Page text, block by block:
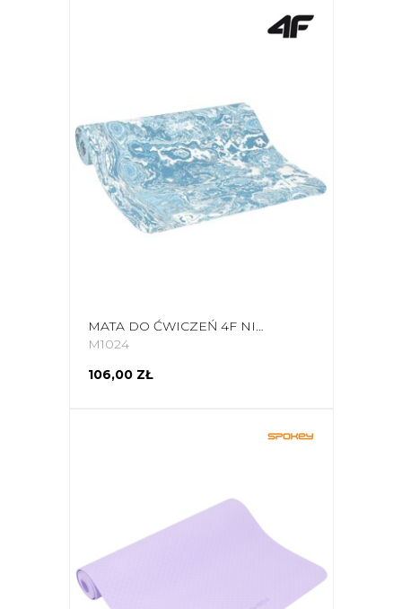
MATA DO ĆWICZEŃ 4F NIEBIESKA 4FWSS25AMATU031 33A
M1024
106,00 ZŁ